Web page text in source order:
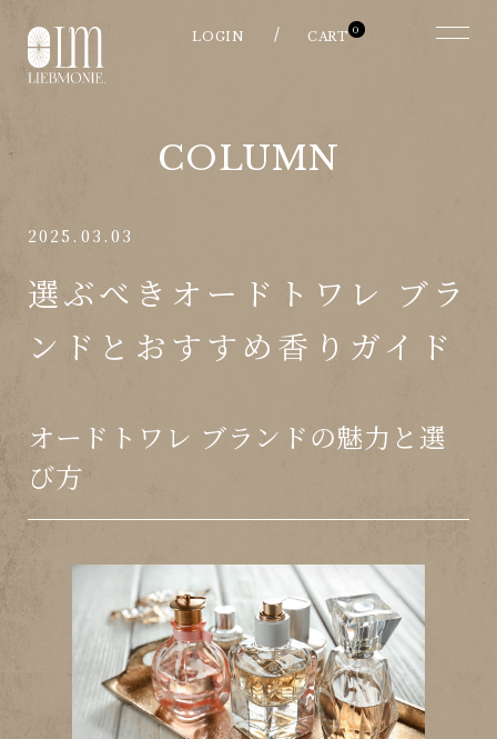
0
COLUMN
2025.03.03
選ぶべきオードトワレ ブラ
ンドとおすすめ香りガイド
オードトワレ ブランドの魅力と選
び方